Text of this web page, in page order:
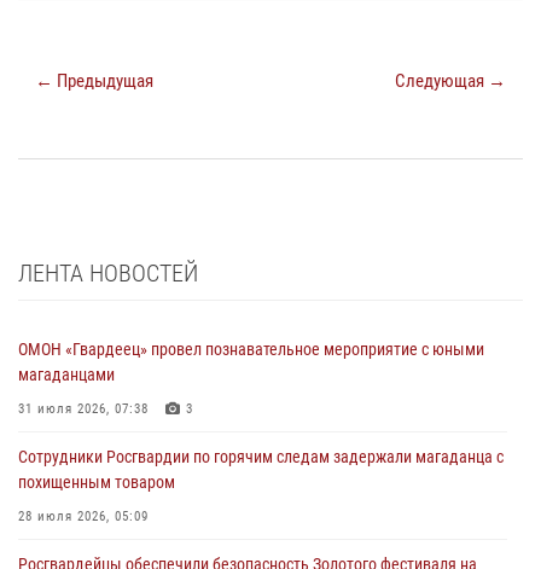
← Предыдущая Следующая →
ЛЕНТА НОВОСТЕЙ
ОМОН «Гвардеец» провел познавательное мероприятие с юными
магаданцами
31 июля 2026, 07:38 3
Сотрудники Росгвардии по горячим следам задержали магаданца с
похищенным товаром
28 июля 2026, 05:09
Росгвардейцы обеспечили безопасность Золотого фестиваля на